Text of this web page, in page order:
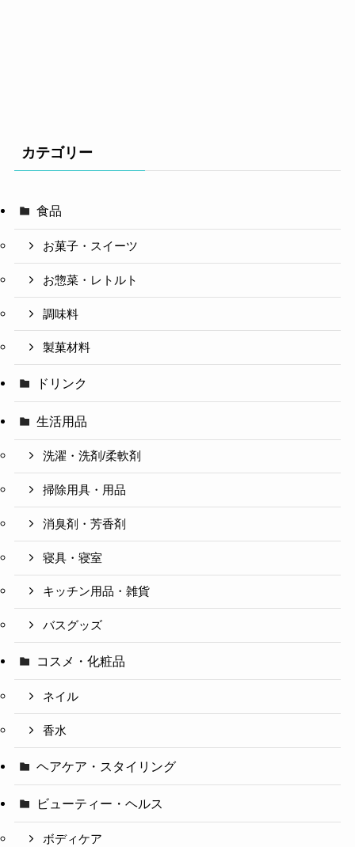
カテゴリー
食品
お菓子・スイーツ
お惣菜・レトルト
調味料
製菓材料
ドリンク
生活用品
洗濯・洗剤/柔軟剤
掃除用具・用品
消臭剤・芳香剤
寝具・寝室
キッチン用品・雑貨
バスグッズ
コスメ・化粧品
ネイル
香水
ヘアケア・スタイリング
ビューティー・ヘルス
ボディケア